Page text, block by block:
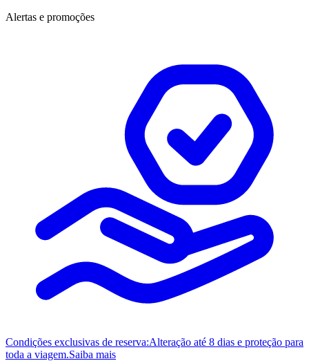
Alertas e promoções
Condições exclusivas de reserva:Alteração até 8 dias e proteção para
toda a viagem.Saiba mais